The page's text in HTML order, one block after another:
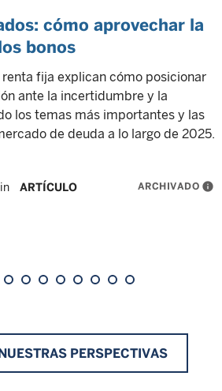
cómo aprovechar la
bonos
fija explican cómo posicionar
ante la incertidumbre y la
los temas más importantes y las
de deuda a lo largo de 2025.
ARTÍCULO ARCHIVADO info
PERSPECTIVAS